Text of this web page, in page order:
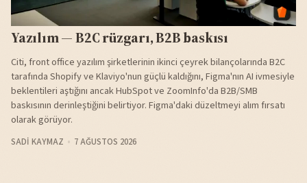
Yazılım — B2C rüzgarı, B2B baskısı
Citi, front office yazılım şirketlerinin ikinci çeyrek bilançolarında B2C
tarafında Shopify ve Klaviyo'nun güçlü kaldığını, Figma'nın AI ivmesiyle
beklentileri aştığını ancak HubSpot ve ZoomInfo'da B2B/SMB
baskısının derinleştiğini belirtiyor. Figma'daki düzeltmeyi alım fırsatı
olarak görüyor.
SADI KAYMAZ 7 AĞUSTOS 2026